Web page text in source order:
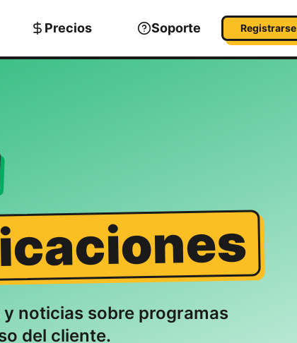
Precios Soporte Registrarse
noticias sobre programas
del cliente.